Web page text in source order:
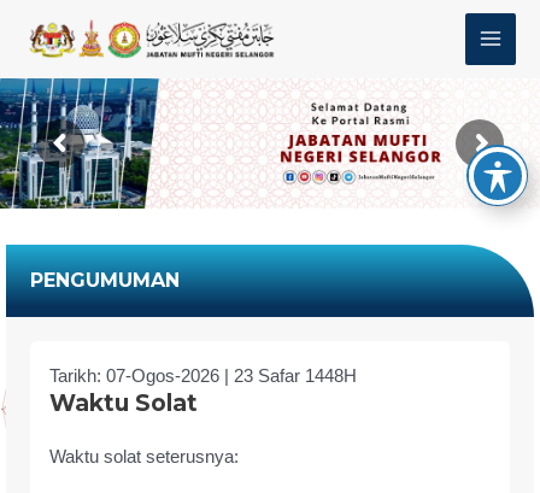
content
PENGUMUMAN
Tarikh: 07-Ogos-2026 | 23 Safar 1448H
Waktu Solat
Waktu solat seterusnya: